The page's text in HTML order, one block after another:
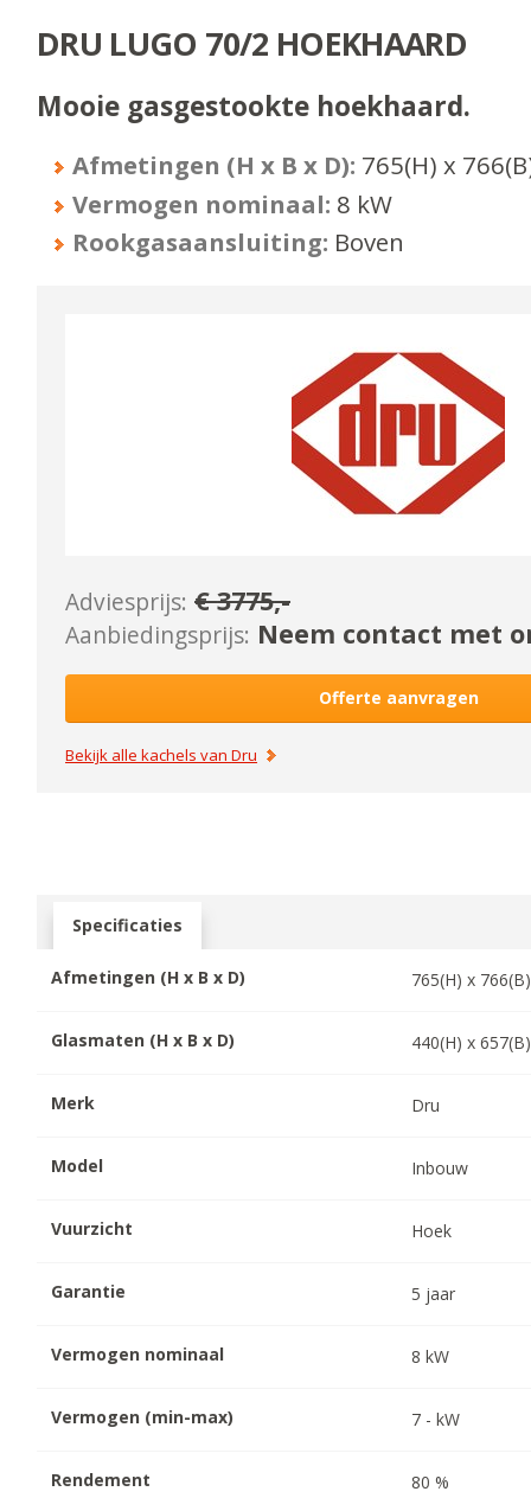
DRU LUGO 70/2 HOEKHAARD
Mooie gasgestookte hoekhaard.
Afmetingen (H x B x D): 765(H) x 766
Vermogen nominaal: 8 kW
Rookgasaansluiting: Boven
Adviesprijs: €3775,-
Aanbiedingsprijs: Neem contact met
Offerte aanvragen
Bekijk alle kachels vanDru
Specificaties
Afmetingen (H x B x D) 765(H) x 766
Glasmaten (H x B x D) 440(H) x657
Merk Dru
Model Inbouw
Vuurzicht Hoek
Garantie 5 jaar
Vermogen nominaal 8 kW
Vermogen (min-max) 7 -kW
Rendement 80 %